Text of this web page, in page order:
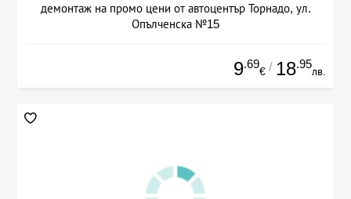
демонтаж на промо цени от автоцентър Торнадо, ул.
Опълченска №15
9.69
€ / 18.95
лв.